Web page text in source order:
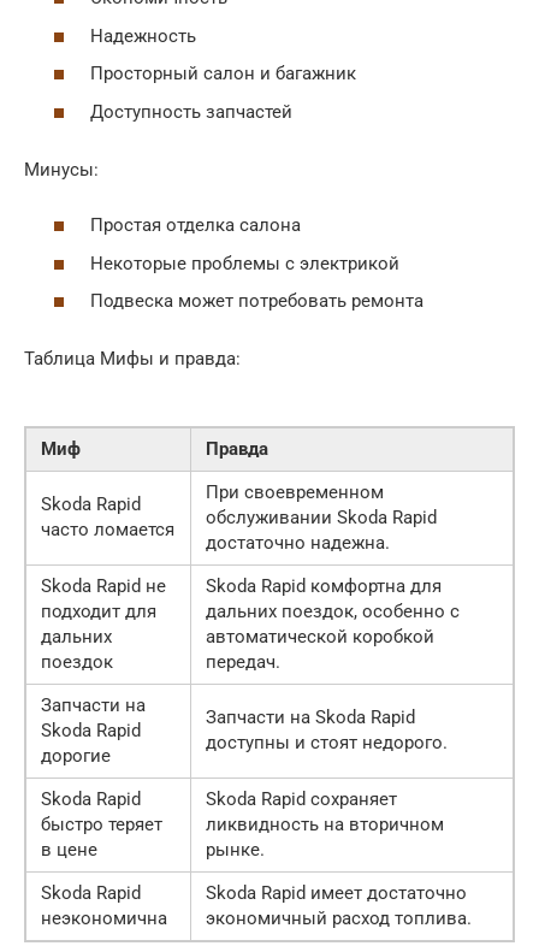
Надежность
Просторный салон и багажник
Доступность запчастей
Минусы:
Простая отделка салона
Некоторые проблемы с электрикой
Подвеска может потребовать ремонта
Таблица Мифы и правда:
Миф Правда
Skoda Rapid
часто ломается
При своевременном
обслуживании Skoda Rapid
достаточно надежна.
Skoda Rapid не
подходит для
дальних
поездок
Skoda Rapid комфортна для
дальних поездок, особенно с
автоматической коробкой
передач.
Запчасти на
Skoda Rapid
дорогие
Запчасти на Skoda Rapid
доступны и стоят недорого.
Skoda Rapid
быстро теряет
в цене
Skoda Rapid сохраняет
ликвидность на вторичном
рынке.
Skoda Rapid
неэкономична
Skoda Rapid имеет достаточно
экономичный расход топлива.